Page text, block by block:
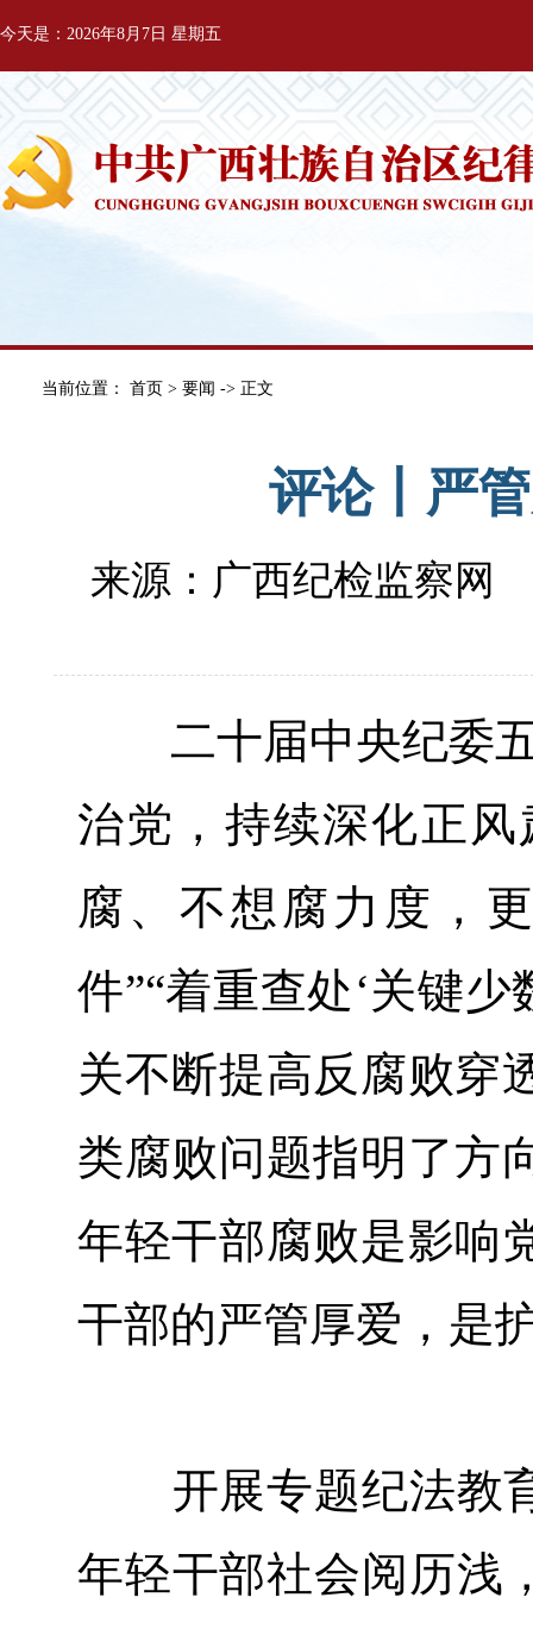
今天是：2026年8月7日 星期五
当前位置： 首页 > 要闻 -> 正文
评论丨严
来源：广西纪检监察
二十届中央纪委五
治党，持续深化正
腐、不想腐力度，
件”“着重查处‘关键
关不断提高反腐败穿
类腐败问题指明了方
年轻干部腐败是影响
干部的严管厚爱，是
开展专题纪法教
年轻干部社会阅历浅